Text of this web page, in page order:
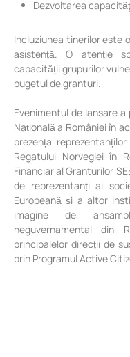
Dezvoltarea
Incluziunea tinerilor este
asistență. O atenție
capacității grupurilor
bugetul de granturi.
Evenimentul de lansare
Națională a României în
prezența
Regatului Norvegiei în
Financiar al Granturilor
de reprezentanți ai
Europeană și a altor
imagine de
neguvernamental din
principalelor direcții de
prin Programul Active